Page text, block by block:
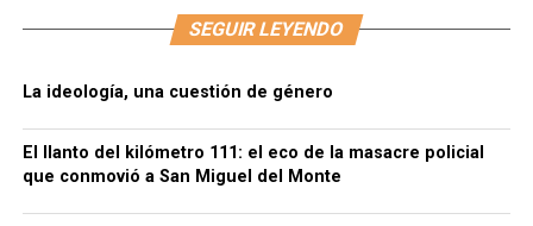
SEGUIR LEYENDO
La ideología, una cuestión de género
El llanto del kilómetro 111: el eco de la masacre policial
que conmovió a San Miguel del Monte